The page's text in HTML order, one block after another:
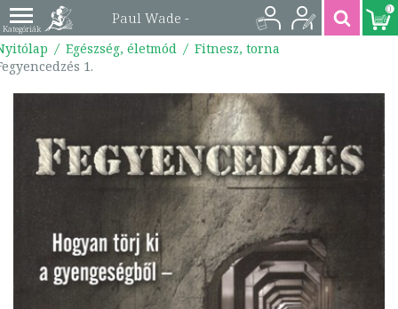
Paul Wade -
Fegyencedzés 1. |
9789639971509
0
Egészség, életmód
Fitnesz, torna
1.